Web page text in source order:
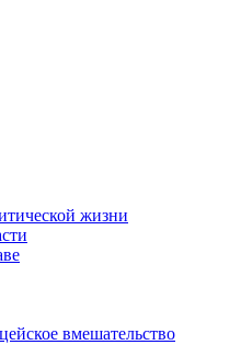
жизни
вмешательство